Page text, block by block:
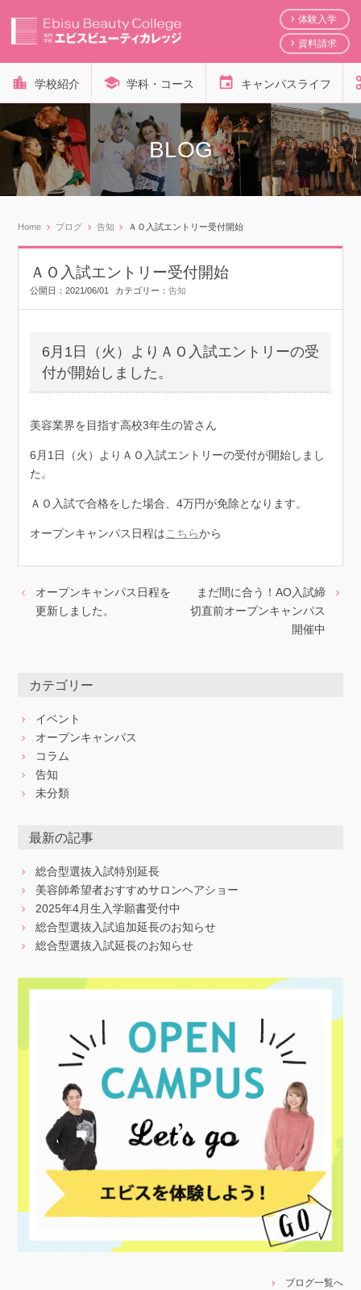
体験入学
資料請求
学校紹介 学科・コース キャンパスライフ
BLOG
Home ブログ 告知 ＡＯ入試エントリー受付開始
ＡＯ入試エントリー受付開始
公開日：2021/06/01 カテゴリー： 告知
6月1日（火）よりＡＯ入試エントリーの受
付が開始しました。
美容業界を目指す高校3年生の皆さん
6月1日（火）よりＡＯ入試エントリーの受付が開始しまし
た。
ＡＯ入試で合格をした場合、4万円が免除となります。
オープンキャンパス日程は こちらから
オープンキャンパス日程を
更新しました。
まだ間に合う！AO入試締
切直前オープンキャンパス
開催中
カテゴリー
イベント
オープンキャンパス
コラム
告知
未分類
最新の記事
総合型選抜入試特別延長
美容師希望者おすすめサロンヘアショー
2025年4月生入学願書受付中
総合型選抜入試追加延長のお知らせ
総合型選抜入試延長のお知らせ
ブログ一覧へ